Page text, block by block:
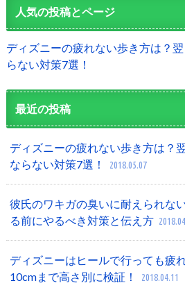
人気の投稿とページ
ディズニーの疲れない歩き方は？
らない対策7選！
最近の投稿
ディズニーの疲れない歩き方は？
ならない対策7選！
2018.05.07
彼氏のワキガの臭いに耐えられな
る前にやるべき対策と伝え方
ディズニーはヒールで行っても疲
10cmまで高さ別に検証！
2018.04.11